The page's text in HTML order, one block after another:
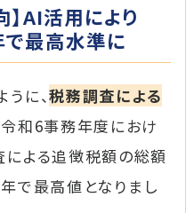
AI活用により
最高水準に
に、税務調査による
令和6事務年度におけ
よる追徴税額の総額
で最高値となりまし